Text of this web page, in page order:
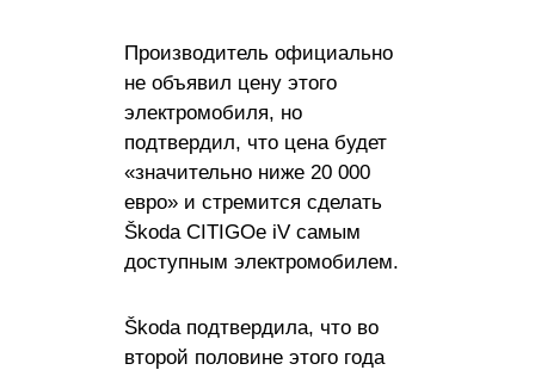
Производитель официально
не объявил цену этого
электромобиля, но
подтвердил, что цена будет
«значительно ниже 20 000
евро» и стремится сделать
Škoda CITIGOe iV самым
доступным электромобилем.
Škoda подтвердила, что во
второй половине этого года